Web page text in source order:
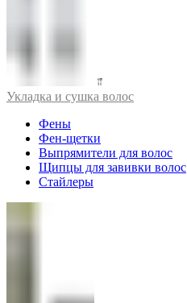
Укладка и сушка волос
Фены
Фен-щетки
Выпрямители для волос
Щипцы для завивки волос
Стайлеры